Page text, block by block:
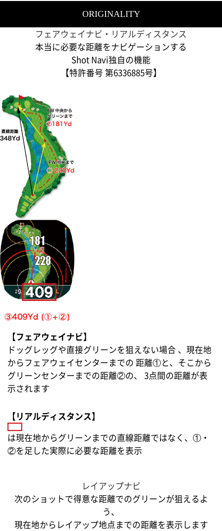
ORIGINALITY
フェアウェイナビ・リアルディスタンス
本当に必要な距離をナビゲーションする
Shot Navi独自の機能
【特許番号 第6336885号】
【フェアウェイナビ】
ドッグレッグや直接グリーンを狙えない場合 、現在地
からフェアウェイセンターまでの 距離①と、そこから
グリーンセンターまでの距離②の、 3点間の距離が表
示されます
【リアルディスタンス】
は現在地からグリーンまでの直線距離ではなく、①・
②を足した実際に必要な距離を表示
レイアップナビ
次のショットで得意な距離でのグリーンが狙えるよ
う、
現在地からレイアップ地点までの距離を表示します